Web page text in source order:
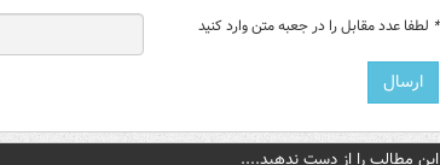
* لطفا عدد مقابل را در جعبه متن وارد کنید